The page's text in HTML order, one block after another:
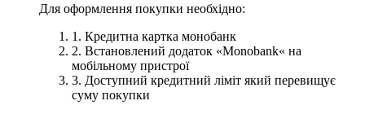
Для оформлення покупки необхідно:
1. Кредитна картка монобанк
2. Встановлений додаток «Monobank« на
мобільному пристрої
3. Доступний кредитний ліміт який перевищує
суму покупки